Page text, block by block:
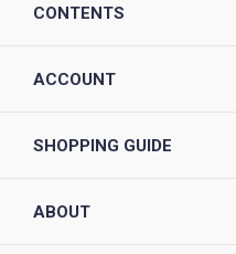
CONTENTS
ACCOUNT
SHOPPING GUIDE
ABOUT